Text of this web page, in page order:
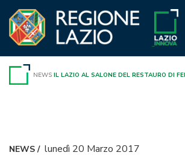
contenuto
NEWS IL LAZIO AL SALONE DEL RESTAURO DI
NEWS/ lunedì 20 Marzo 2017